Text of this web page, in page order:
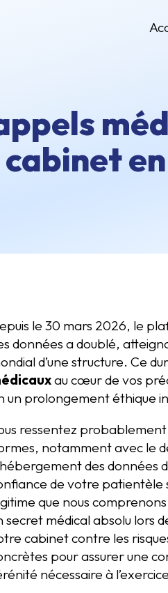
le 30 mars 2026, le
données a doublé,
d’une structure. Ce
au cœur de vos
un prolongement éthique
ressentez
notamment avec le
des données
de votre patientèle
que nous
secret médical absolu lors
cabinet contre les
pour assurer une
nécessaire à